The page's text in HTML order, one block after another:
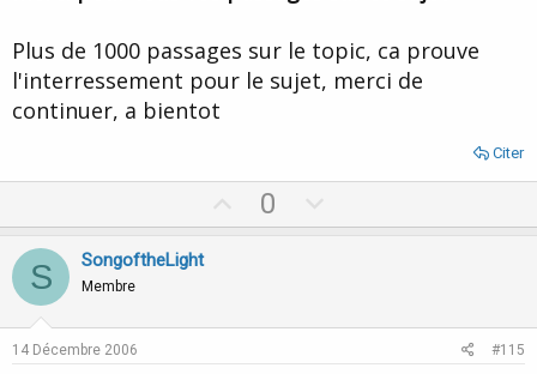
Plus de 1000 passages sur le topic, ca prouve
l'interressement pour le sujet, merci de
continuer, a bientot
Citer
p
0
o
S SongoftheLight
Membre
14 Décembre 2006 #115